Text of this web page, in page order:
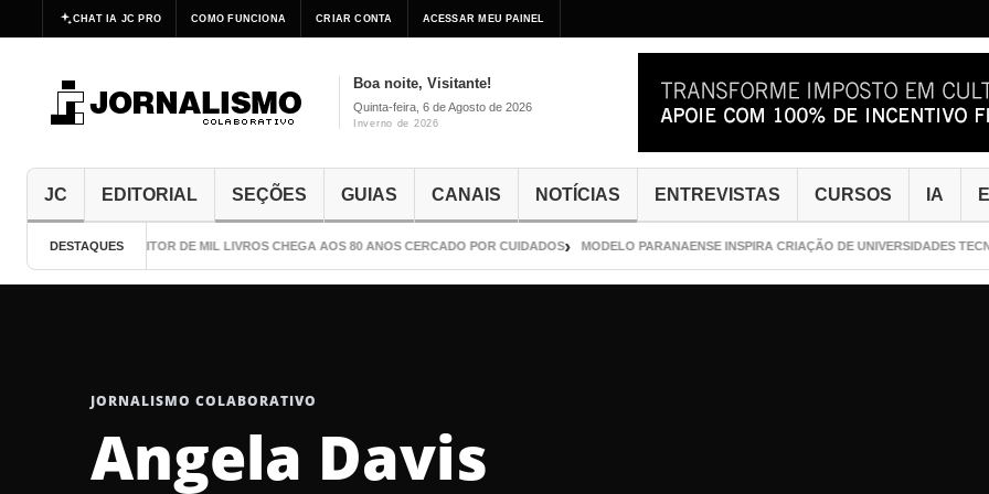
CHAT IA JC PRO COMO FUNCIONA CRIAR CONTA ACESSAR MEU PAINEL
Boa noite, Visitante!
Quinta-feira, 6 de Agosto de 2026
Inverno de 2026
JC EDITORIAL SEÇÕES GUIAS CANAIS NOTÍCIAS ENTREVISTAS CURSOS IA
DESTAQUESO ESCRITOR DE MIL LIVROS CHEGA AOS 80 ANOS CERCADO POR CUIDADOS MODELO PARANAENSE INSPIRA CRIAÇÃO DE UNIVERSIDADES
JORNALISMO COLABORATIVO
Angela Davis